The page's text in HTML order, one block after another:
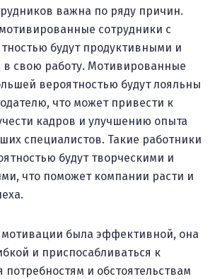
важна по ряду причин.
сотрудники с
будут продуктивными и
свою работу. Мотивированные
вероятностью будут лояльны
что может привести к
кадров и улучшению опыта
специалистов. Такие работники
будут творческими и
что поможет компании расти и
мотивации была эффективной, она
и приспосабливаться к
и обстоятельствам